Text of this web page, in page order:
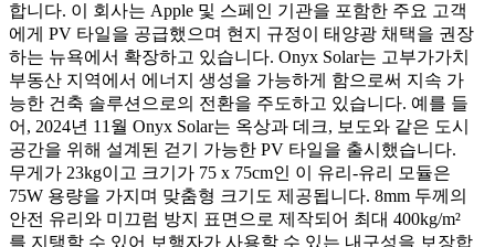
합니다. 이 회사는 Apple 및 스페인 기관을 포함한 주요 고객
에게 PV 타일을 공급했으며 현지 규정이 태양광 채택을 권장
하는 뉴욕에서 확장하고 있습니다. Onyx Solar는 고부가가치
부동산 지역에서 에너지 생성을 가능하게 함으로써 지속 가
능한 건축 솔루션으로의 전환을 주도하고 있습니다. 예를 들
어, 2024년 11월 Onyx Solar는 옥상과 데크, 보도와 같은 도시
공간을 위해 설계된 걷기 가능한 PV 타일을 출시했습니다.
무게가 23kg이고 크기가 75 x 75cm인 이 유리-유리 모듈은
75W 용량을 가지며 맞춤형 크기도 제공됩니다. 8mm 두께의
안전 유리와 미끄럼 방지 표면으로 제작되어 최대 400kg/m²
를 지탱할 수 있어 보행자가 사용할 수 있는 내구성을 보장합